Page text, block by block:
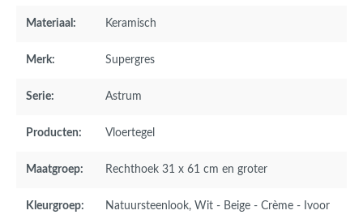
Materiaal: Keramisch
Merk: Supergres
Serie: Astrum
Producten: Vloertegel
Maatgroep: Rechthoek 31 x 61 cm en groter
Kleurgroep: Natuursteenlook, Wit - Beige - Crème - Ivoor